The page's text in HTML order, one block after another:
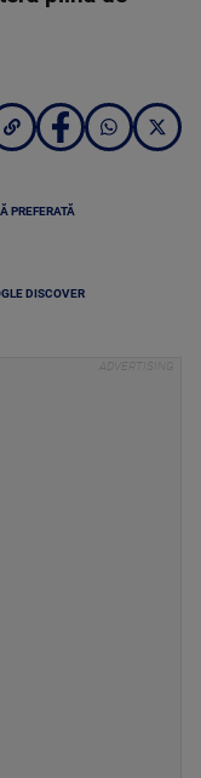
PREFERATĂ
DISCOVER